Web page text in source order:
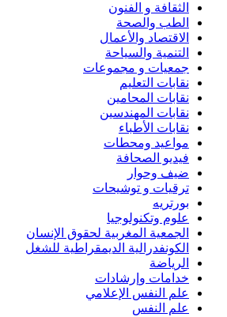
الثقافة و الفنون
الطب والصحة
الاقتصاد والأعمال
التنمية والسياحة
جمعيات و مجموعات
نقابات التعليم
نقابات المحامين
نقابات المهندسين
نقابات الأطباء
مواعيد ومحطات
فيديو الصحافة
ضيف وحوار
ترقيات و توشيحات
بورتريه
علوم وتكنولوجيا
الجمعية المغربية لحقوق الإنسان
الكونفدرالية الديمقراطية للشغل
الرياضة
خدامات وإرشادات
علم النفس الإعلامي
علم النفس